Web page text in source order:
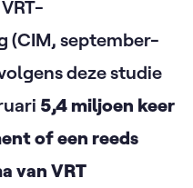
(CIM, september-
deze studie
5,4 miljoen keer
of een reeds
van VRT